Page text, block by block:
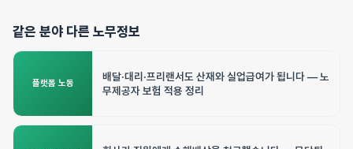
같은 분야 다른 노무정보
플랫폼 노동
배달·대리·프리랜서도 산재와 실업급여가 됩니다 — 노
무제공자 보험 적용 정리